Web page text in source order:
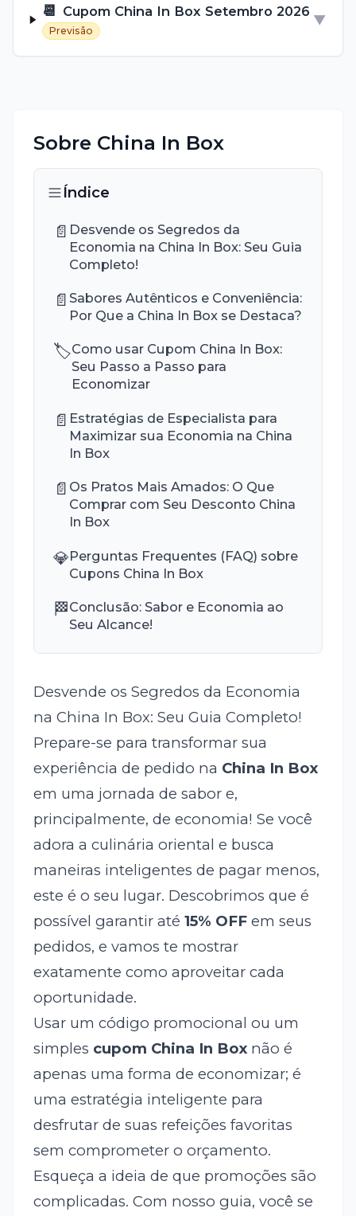
📆 Cupom China In Box Setembro 2026
Previsão
▼
Sobre China In Box
Índice
📄 Desvende os Segredos da
Economia na China In Box: Seu Guia
Completo!
📄 Sabores Autênticos e Conveniência:
Por Que a China In Box se Destaca?
🏷️Como usar Cupom China In Box:
Seu Passo a Passo para
Economizar
📄 Estratégias de Especialista para
Maximizar sua Economia na China
In Box
📄 Os Pratos Mais Amados: O Que
Comprar com Seu Desconto China
In Box
💎Perguntas Frequentes (FAQ) sobre
Cupons China In Box
🏁Conclusão: Sabor e Economia ao
Seu Alcance!
Desvende os Segredos da Economia
na China In Box: Seu Guia Completo!
Prepare-se para transformar sua
experiência de pedido na China In Box
em uma jornada de sabor e,
principalmente, de economia! Se você
adora a culinária oriental e busca
maneiras inteligentes de pagar menos,
este é o seu lugar. Descobrimos que é
possível garantir até 15% OFFem seus
pedidos, e vamos te mostrar
exatamente como aproveitar cada
oportunidade.
Usar um código promocional ou um
simples cupom China In Boxnão é
apenas uma forma de economizar; é
uma estratégia inteligente para
desfrutar de suas refeições favoritas
sem comprometer o orçamento.
Esqueça a ideia de que promoções são
complicadas. Com nosso guia, você se